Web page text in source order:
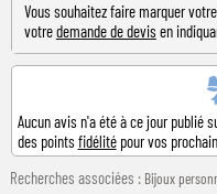
Vous souhaitez faire marquer
votredemande de devisen
Aucun avis n'a été à ce jour publié
des pointsfidélitépour vos
Recherches associées : Bijoux